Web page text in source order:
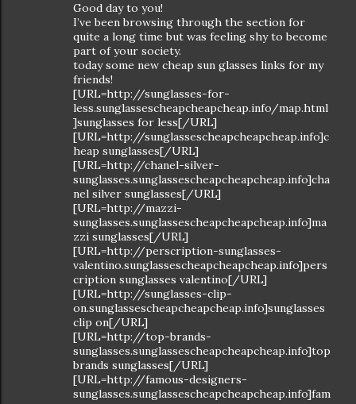
Good day to you!
I’ve been browsing through the section for
quite a long time but was feeling shy to become
part of your society.
today some new cheap sun glasses links for my
friends!
[URL=http://sunglasses-for-
less.sunglassescheapcheapcheap.info/map.html
]sunglasses for less[/URL]
[URL=http://sunglassescheapcheapcheap.info]c
heap sunglasses[/URL]
[URL=http://chanel-silver-
sunglasses.sunglassescheapcheapcheap.info]cha
nel silver sunglasses[/URL]
[URL=http://mazzi-
sunglasses.sunglassescheapcheapcheap.info]ma
zzi sunglasses[/URL]
[URL=http://perscription-sunglasses-
valentino.sunglassescheapcheapcheap.info]pers
cription sunglasses valentino[/URL]
[URL=http://sunglasses-clip-
on.sunglassescheapcheapcheap.info]sunglasses
clip on[/URL]
[URL=http://top-brands-
sunglasses.sunglassescheapcheapcheap.info]top
brands sunglasses[/URL]
[URL=http://famous-designers-
sunglasses.sunglassescheapcheapcheap.info]fam